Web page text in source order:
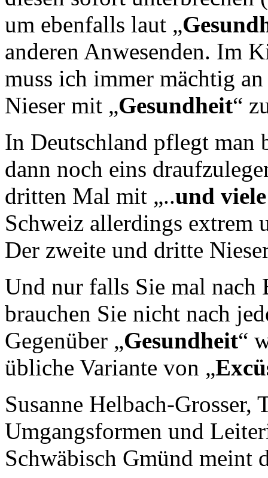
um ebenfalls laut „
anderen Anwesenden. Im
muss ich immer mächtig
Nieser mit „Gesundheit“
In Deutschland pflegt man
dann noch eins
dritten Mal mit „..und
Schweiz allerdings extrem
Der zweite und dritte
Und nur falls Sie mal
brauchen Sie nicht nach
Gegenüber „Gesundheit“
übliche Variante von „
Susanne Helbach-
Umgangsformen und
Schwäbisch Gmünd meint